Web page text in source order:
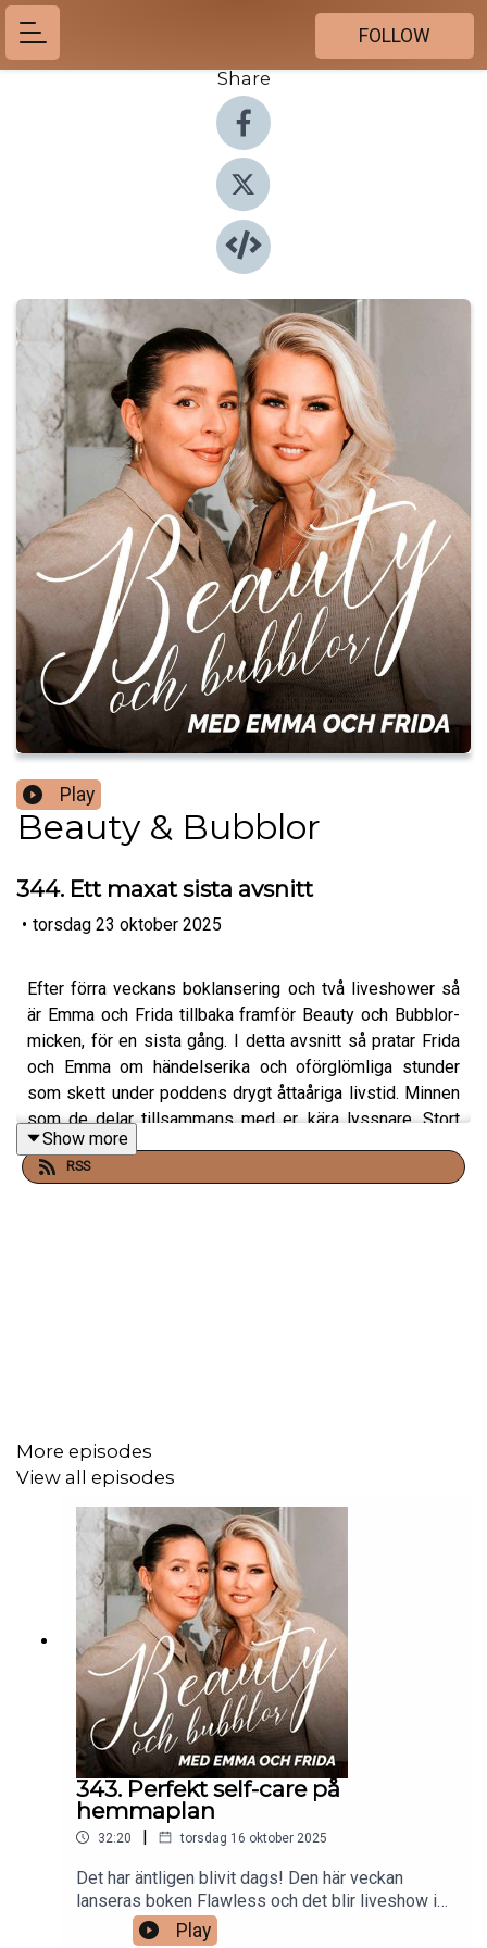
FOLLOW
Share
Play
Beauty & Bubblor
344. Ett maxat sista avsnitt
• torsdag 23 oktober 2025
Efter förra veckans boklansering och två liveshower så
är Emma och Frida tillbaka framför Beauty och Bubblor-
micken, för en sista gång. I detta avsnitt så pratar Frida
och Emma om händelserika och oförglömliga stunder
som skett under poddens drygt åttaåriga livstid. Minnen
som de delar tillsammans med er, kära lyssnare. Stort
tack till alla som varit med på den här rackabajsar-
beautyresan!
Show more
RSS
More episodes
View all episodes
343. Perfekt self-care på
hemmaplan
32:20 | torsdag 16 oktober 2025
Det har äntligen blivit dags! Den här veckan
lanseras boken Flawless och det blir liveshow i
både Stockholm och Göteborg. Och efter denna
Play